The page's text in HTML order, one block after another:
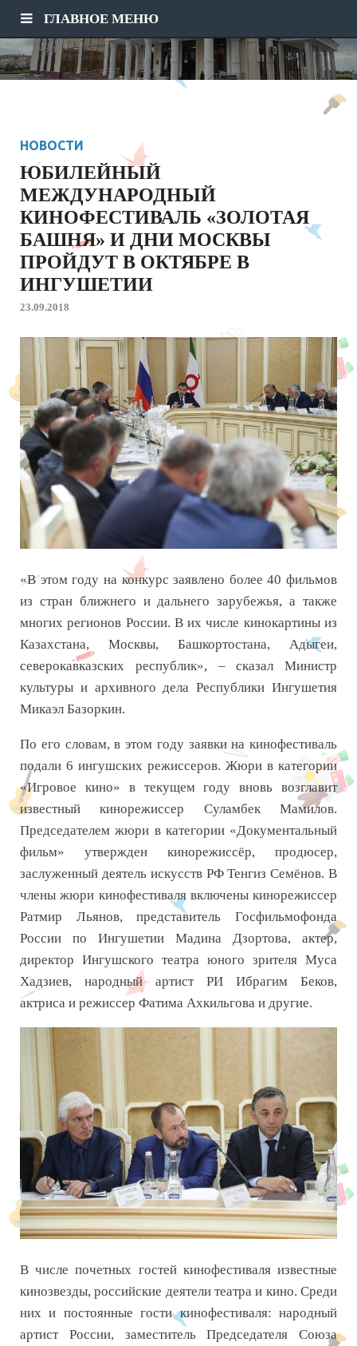
ГЛАВНОЕ МЕНЮ
НОВОСТИ
ЮБИЛЕЙНЫЙ
МЕЖДУНАРОДНЫЙ
КИНОФЕСТИВАЛЬ «ЗОЛОТАЯ
БАШНЯ» И ДНИ МОСКВЫ
ПРОЙДУТ В ОКТЯБРЕ В
ИНГУШЕТИИ
23.09.2018
«В этом году на конкурс заявлено более 40 фильмов
из стран ближнего и дальнего зарубежья, а также
многих регионов России. В их числе кинокартины из
Казахстана, Москвы, Башкортостана, Адыгеи,
северокавказских республик», – сказал Министр
культуры и архивного дела Республики Ингушетия
Микаэл Базоркин.
По его словам, в этом году заявки на кинофестиваль
подали 6 ингушских режиссеров. Жюри в категории
«Игровое кино» в текущем году вновь возглавит
известный кинорежиссер Суламбек Мамилов.
Председателем жюри в категории «Документальный
фильм» утвержден кинорежиссёр, продюсер,
заслуженный деятель искусств РФ Тенгиз Семёнов. В
члены жюри кинофестиваля включены кинорежиссер
Ратмир Льянов, представитель Госфильмофонда
России по Ингушетии Мадина Дзортова, актер,
директор Ингушского театра юного зрителя Муса
Хадзиев, народный артист РИ Ибрагим Беков,
актриса и режиссер Фатима Ахкильгова и другие.
В числе почетных гостей кинофестиваля известные
кинозвезды, российские деятели театра и кино. Среди
них и постоянные гости кинофестиваля: народный
артист России, заместитель Председателя Союза